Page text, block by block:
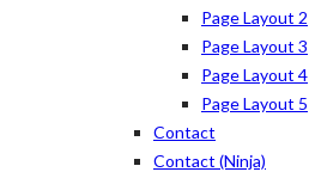
Page Layout 2
Page Layout 3
Page Layout 4
Page Layout 5
Contact
Contact (ninja)